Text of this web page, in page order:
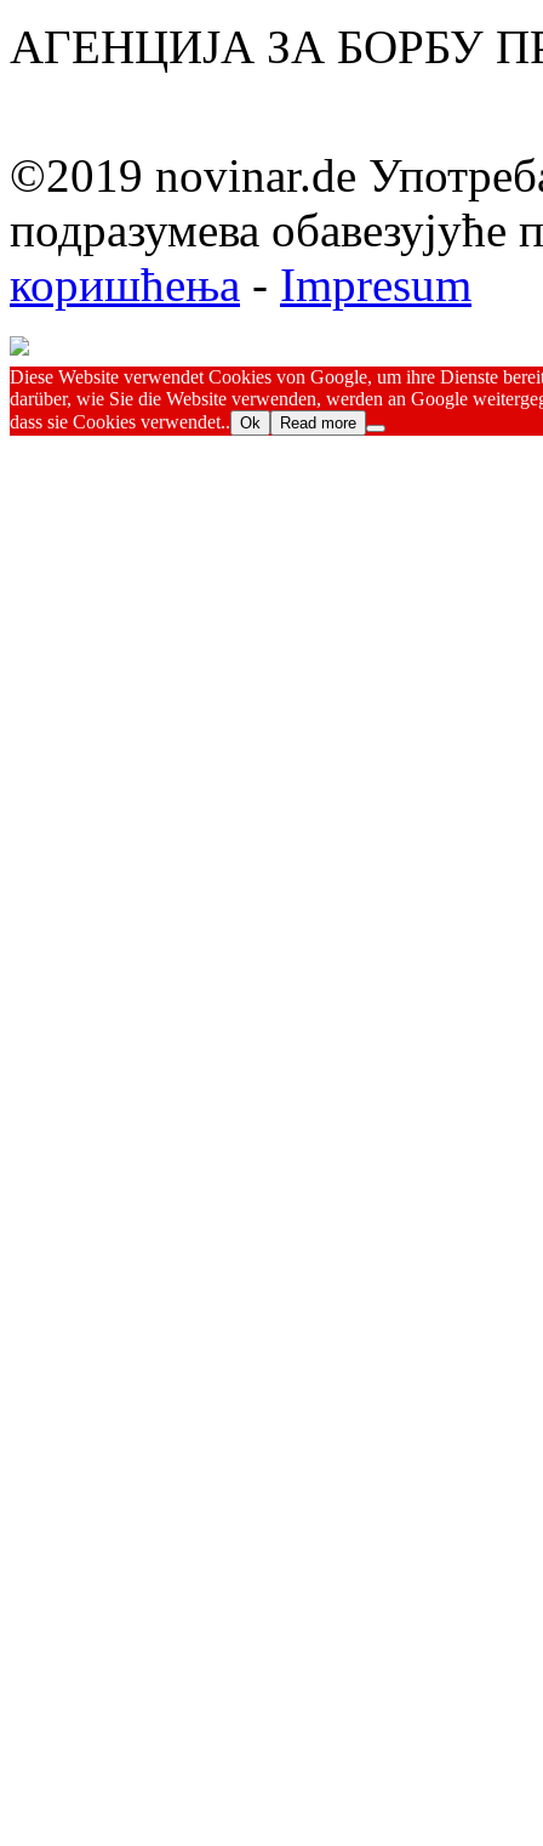
АГЕНЦИЈА ЗА БОРБУ
©2019 novinar.de
подразумева обавезујуће
коришћења - Impresum
Diese Website verwendet Cookies von Google, um ihre Dienste
darüber, wie Sie die Website verwenden, werden an Google
dass sie Cookies verwendet.. Ok Read more